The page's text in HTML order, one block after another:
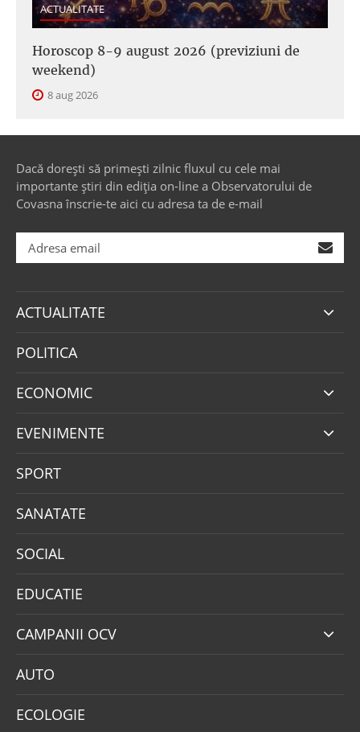
ACTUALITATE
Horoscop 8-9 august 2026 (previziuni de
weekend)
8 aug 2026
Dacă dorești să primești zilnic fluxul cu cele mai
importante știri din ediția on-line a Observatorului de
Covasna înscrie-te aici cu adresa ta de e-mail
ACTUALITATE
POLITICA
ECONOMIC
EVENIMENTE
SPORT
SANATATE
SOCIAL
EDUCATIE
CAMPANII OCV
AUTO
ECOLOGIE